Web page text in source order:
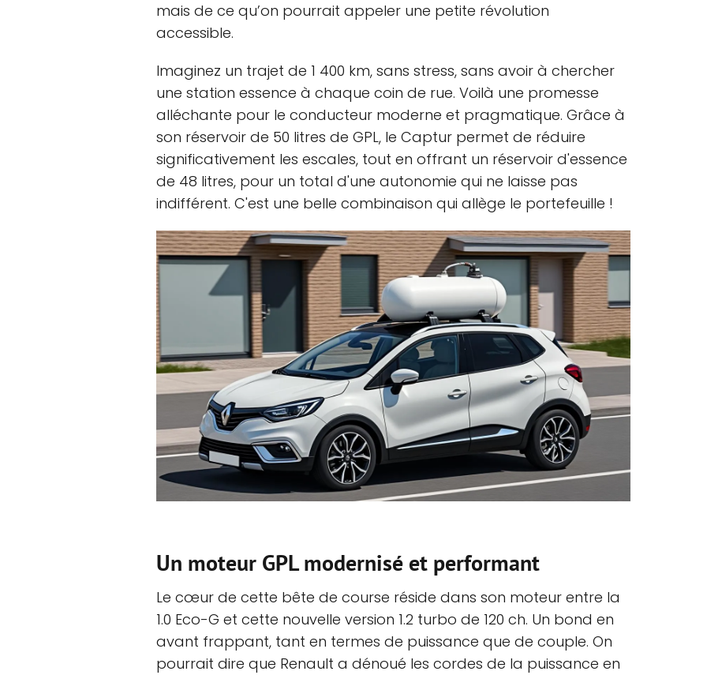
mais de ce qu’on pourrait appeler une petite révolution
accessible.
Imaginez un trajet de 1 400 km, sans stress, sans avoir à chercher
une station essence à chaque coin de rue. Voilà une promesse
alléchante pour le conducteur moderne et pragmatique. Grâce à
son réservoir de 50 litres de GPL, le Captur permet de réduire
significativement les escales, tout en offrant un réservoir d'essence
de 48 litres, pour un total d'une autonomie qui ne laisse pas
indifférent. C'est une belle combinaison qui allège le portefeuille !
Un moteur GPL modernisé et performant
Le cœur de cette bête de course réside dans son moteur entre la
1.0 Eco-G et cette nouvelle version 1.2 turbo de 120 ch. Un bond en
avant frappant, tant en termes de puissance que de couple. On
pourrait dire que Renault a dénoué les cordes de la puissance en